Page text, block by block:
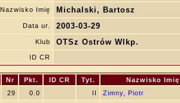
Nazwisko Imię Michalski, Bartosz
Data ur. 2003-03-29
Klub OTSz Ostrów Wlkp.
ID CR
Nr Pkt. ID CR Tyt.
Nazwisko Imię
29 0.0 II
Zimny, Piotr